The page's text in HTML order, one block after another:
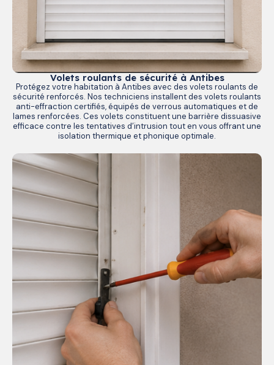
Volets roulants de sécurité à Antibes
Protégez votre habitation à Antibes avec des volets roulants de
sécurité renforcés. Nos techniciens installent des volets roulants
anti-effraction certifiés, équipés de verrous automatiques et de
lames renforcées. Ces volets constituent une barrière dissuasive
efficace contre les tentatives d’intrusion tout en vous offrant une
isolation thermique et phonique optimale.